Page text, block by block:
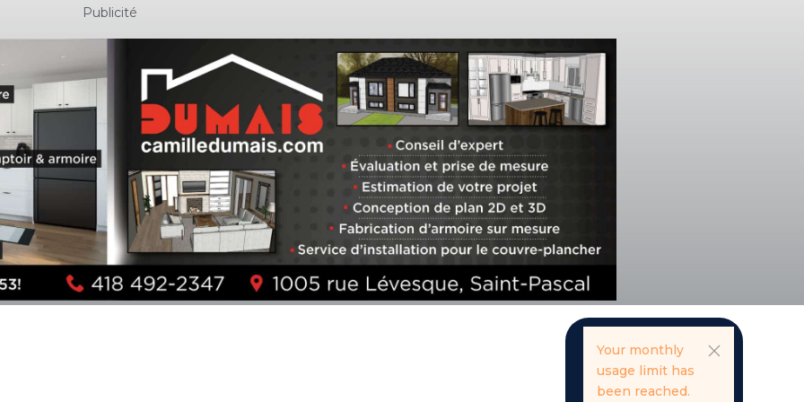
Publicité
Your monthly
usage limit has
been reached.